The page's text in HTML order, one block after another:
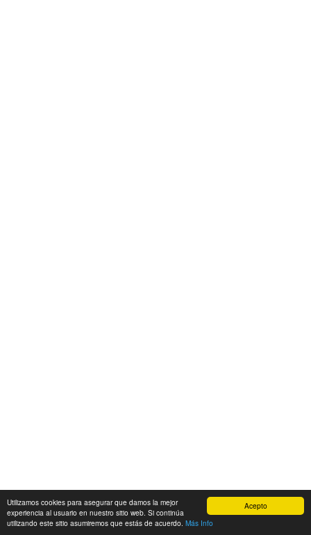
Acepto
Utilizamos cookies para asegurar que damos la mejor
experiencia al usuario en nuestro sitio web. Si continúa
utilizando este sitio asumiremos que estás de acuerdo. Más Info